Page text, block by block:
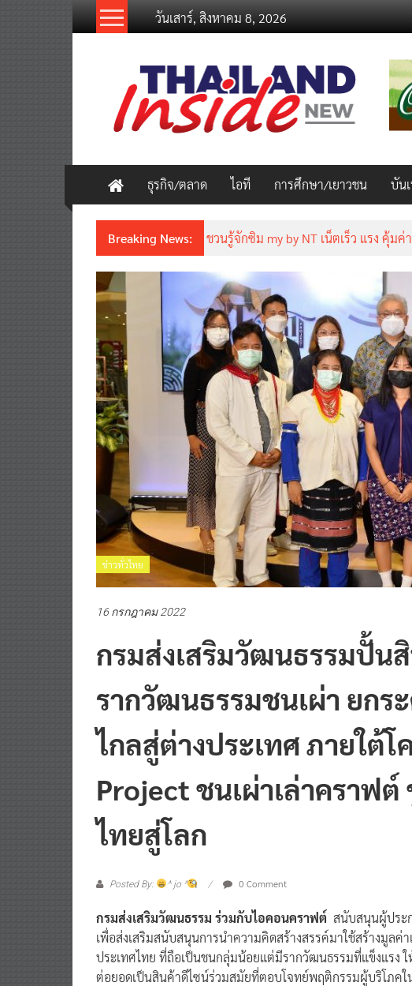
วันเสาร์, สิงหาคม 8, 2026
thailandinsidenew.com
Thailand
Inside
New
ธุรกิจ/ตลาด ไอที การศึกษา/เยาวชน บัน
Breaking News: ชวนรู้จักซิม my by NT เน็ตเร็ว แรง คุ้ม
ข่าวทั่วไทย
16 กรกฎาคม 2022
กรมส่งเสริมวัฒนธรรมปั้น
รากวัฒนธรรมชนเผ่า ยกร
ไกลสู่ต่างประเทศ ภายใต้โ
Project ชนเผ่าเล่าคราฟต์
ไทยสู่โลก
Posted By: ^ jo ^ 0 Comment
กรมส่งเสริมวัฒนธรรม ร่วมกับไอคอนคราฟต์ สนับสนุนผู้ประ
เพื่อส่งเสริมสนับสนุนการนำความคิดสร้างสรรค์มาใช้สร้างมูล
ประเทศไทย ที่ถือเป็นชนกลุ่มน้อยแต่มีรากวัฒนธรรมที่แข็งแรง
ต่อยอดเป็นสินค้าดีไซน์ร่วมสมัยที่ตอบโจทย์พฤติกรรมผู้บริโภค